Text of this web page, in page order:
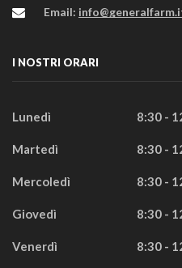
Email:
I NOSTRI ORARI
Lunedì 8:30 -
Martedì 8:30 -
Mercoledì 8:30 -
Giovedì 8:30 -
Venerdì 8:30 -